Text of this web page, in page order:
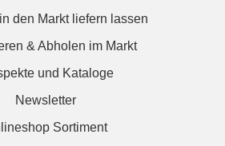
den Markt liefern lassen
& Abholen im Markt
und Kataloge
Newsletter
Sortiment